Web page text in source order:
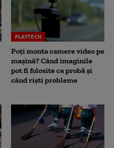
PLAYTECH
Poți monta camere video pe
mașină? Când imaginile
pot fi folosite ca probă și
când riști probleme